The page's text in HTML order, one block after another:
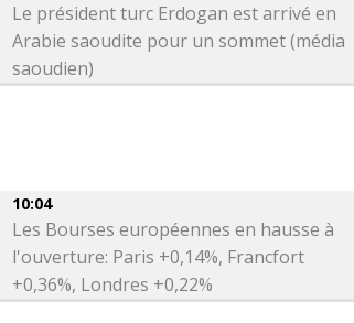
Le président turc Erdogan est arrivé en
Arabie saoudite pour un sommet (média
saoudien)
10:04
Les Bourses européennes en hausse à
l'ouverture: Paris +0,14%, Francfort
+0,36%, Londres +0,22%